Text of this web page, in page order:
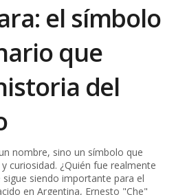
el símbolo
que
del
nombre, sino un símbolo que
curiosidad. ¿Quién fue realmente
siendo importante para el
en Argentina, Ernesto "Che"